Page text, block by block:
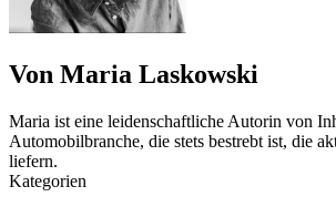
Von Maria Laskowski
Maria ist eine leidenschaftliche Autorin von
Automobilbranche, die stets bestrebt ist, die
liefern.
Kategorien